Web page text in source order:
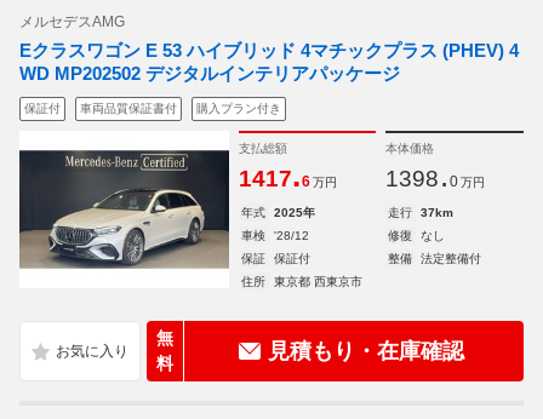
メルセデスAMG
Eクラスワゴン E 53 ハイブリッド 4マチックプラス (PHEV) 4
WD MP202502 デジタルインテリアパッケージ
保証付 車両品質保証書付 購入プラン付き
支払総額
1417.6 万円
本体価格
1398. 0 万円
年式 2025年 走行
37km
車検
'28/12 修復
なし
保証
保証付 整備
法定整備付
住所
東京都 西東京市
無
料
見積もり・在庫確認